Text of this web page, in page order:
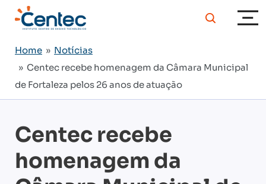
Home » Notícias
» Centec recebe homenagem da Câmara Municipal
de Fortaleza pelos 26 anos de atuação
Centec recebe
homenagem da